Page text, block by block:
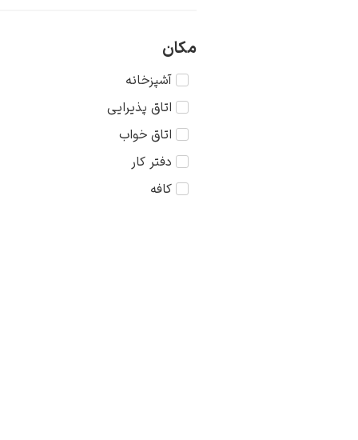
آرون وستربرگ
آریستارخ لنتولوف
آکیله پریلی
آکیله فورمیس
آگوستوس جان
آگوستوس لئوپولد
56×42
56×56
75×56
75×75
مکان
آشپزخانه
اتاق پذیرایی
اتاق خواب
دفتر کار
کافه